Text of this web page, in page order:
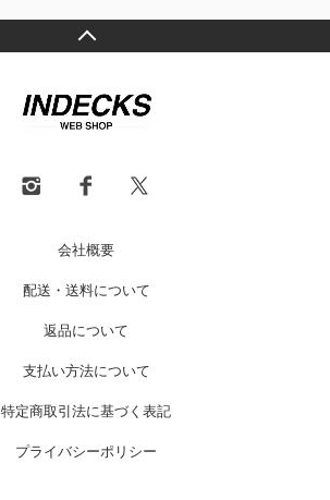
会社概要
配送・送料について
返品について
支払い方法について
特定商取引法に基づく表記
プライバシーポリシー